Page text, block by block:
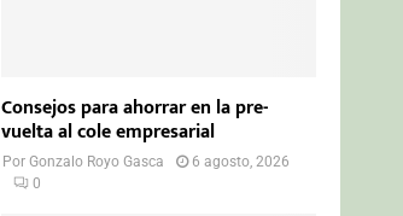
Consejos para ahorrar en la pre-
vuelta al cole empresarial
PorGonzalo Royo Gasca
6 agosto, 2026
0